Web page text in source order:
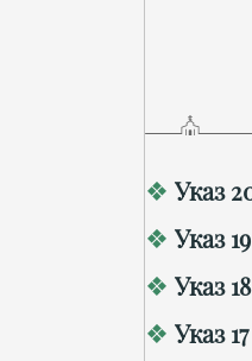
Указ
Указ
Указ
Указ